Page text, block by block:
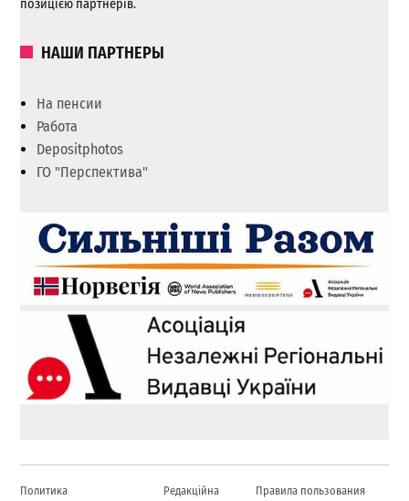
позицією партнерів.
НАШИ ПАРТНЕРЫ
На пенсии
Работа
Depositphotos
ГО "Перспектива"
Политика Редакційна Правила пользования